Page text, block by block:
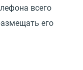
всего
его